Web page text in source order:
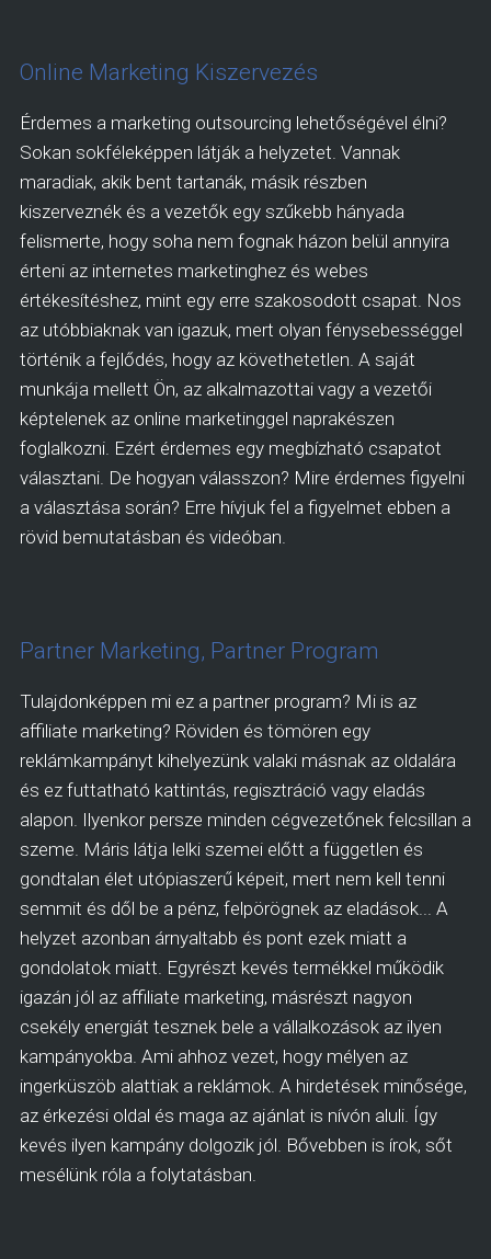
Online Marketing Kiszervezés
Érdemes a marketing outsourcing lehetőségével élni?
Sokan sokféleképpen látják a helyzetet. Vannak
maradiak, akik bent tartanák, másik részben
kiszerveznék és a vezetők egy szűkebb hányada
felismerte, hogy soha nem fognak házon belül annyira
érteni az internetes marketinghez és webes
értékesítéshez, mint egy erre szakosodott csapat. Nos
az utóbbiaknak van igazuk, mert olyan fénysebességgel
történik a fejlődés, hogy az követhetetlen. A saját
munkája mellett Ön, az alkalmazottai vagy a vezetői
képtelenek az online marketinggel naprakészen
foglalkozni. Ezért érdemes egy megbízható csapatot
választani. De hogyan válasszon? Mire érdemes figyelni
a választása során? Erre hívjuk fel a figyelmet ebben a
rövid bemutatásban és videóban.
Partner Marketing, Partner Program
Tulajdonképpen mi ez a partner program? Mi is az
affiliate marketing? Röviden és tömören egy
reklámkampányt kihelyezünk valaki másnak az oldalára
és ez futtatható kattintás, regisztráció vagy eladás
alapon. Ilyenkor persze minden cégvezetőnek felcsillan a
szeme. Máris látja lelki szemei előtt a független és
gondtalan élet utópiaszerű képeit, mert nem kell tenni
semmit és dől be a pénz, felpörögnek az eladások... A
helyzet azonban árnyaltabb és pont ezek miatt a
gondolatok miatt. Egyrészt kevés termékkel működik
igazán jól az affiliate marketing, másrészt nagyon
csekély energiát tesznek bele a vállalkozások az ilyen
kampányokba. Ami ahhoz vezet, hogy mélyen az
ingerküszöb alattiak a reklámok. A hirdetések minősége,
az érkezési oldal és maga az ajánlat is nívón aluli. Így
kevés ilyen kampány dolgozik jól. Bővebben is írok, sőt
mesélünk róla a folytatásban.